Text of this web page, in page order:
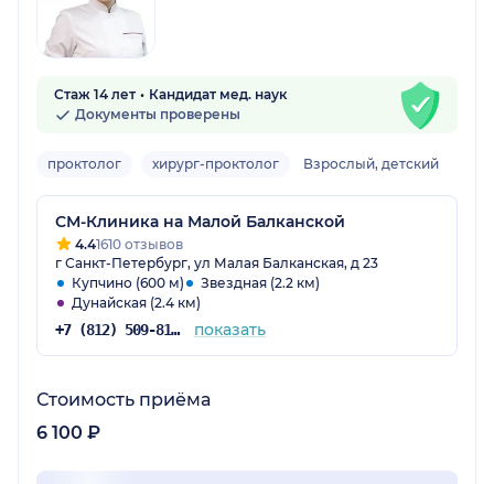
Стаж 14 лет
Кандидат мед. наук
Документы проверены
проктолог хирург-проктолог Взрослый, детский
СМ-Клиника на Малой Балканской
4.41610 отзывов
г Санкт-Петербург, ул Малая Балканская, д 23
Купчино (600 м)
Звездная (2.2 км)
Дунайская (2.4 км)
+7 (812) 509-81-68 показать
Стоимость приёма
6 100 ₽